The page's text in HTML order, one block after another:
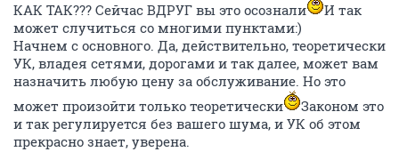
КАК ТАК??? Сейчас ВДРУГ вы это осознали
И так
может случиться со многими пунктами:)
Начнем с основного. Да, действительно, теоретически
УК, владея сетями, дорогами и так далее, может вам
назначить любую цену за обслуживание. Но это
может произойти только теоретически
Законом это
и так регулируется без вашего шума, и УК об этом
прекрасно знает, уверена.